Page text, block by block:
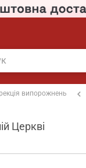
випорожнень
Церкві